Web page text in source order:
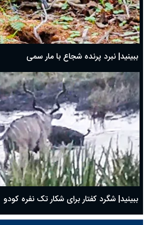
ببینید| نبرد پرنده شجاع با مار سمی
ببینید| شگرد کفتار برای شکار تک نفره کودو